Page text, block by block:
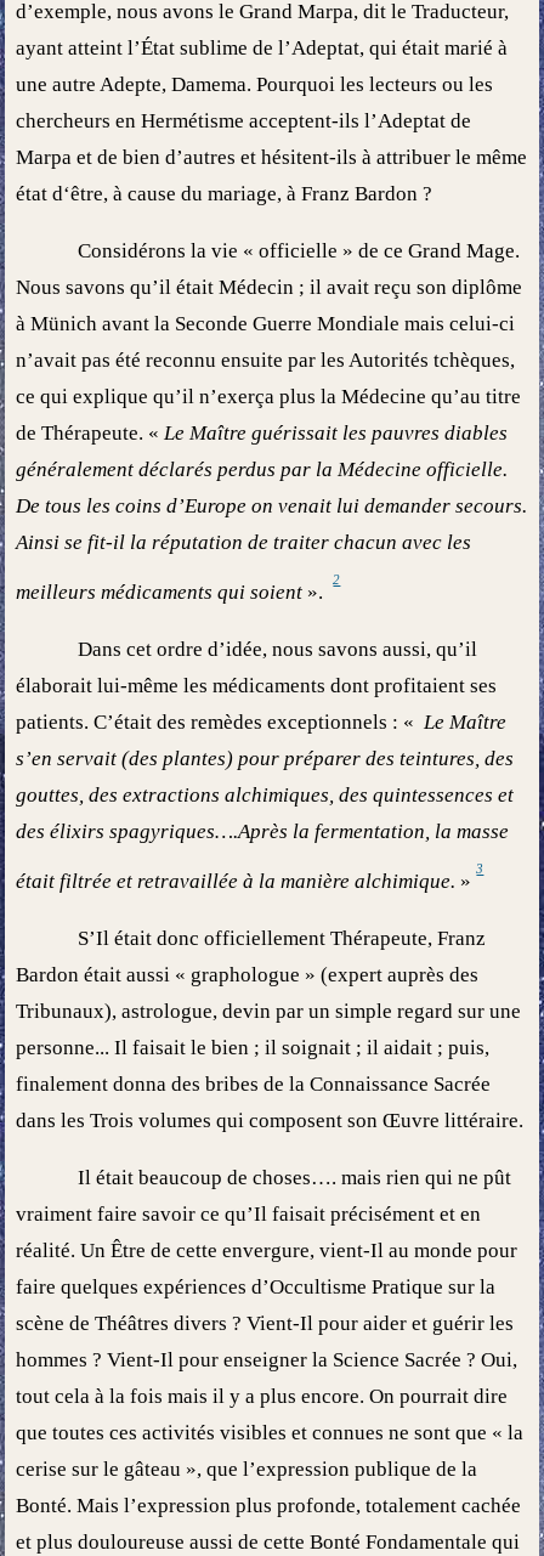
d’exemple, nous avons le Grand Marpa, dit le Traducteur,
ayant atteint l’État sublime de l’Adeptat, qui était marié à
une autre Adepte, Damema. Pourquoi les lecteurs ou les
chercheurs en Hermétisme acceptent-ils l’Adeptat de
Marpa et de bien d’autres et hésitent-ils à attribuer le même
état d‘être, à cause du mariage, à Franz Bardon ?
Considérons la vie « officielle » de ce Grand Mage.
Nous savons qu’il était Médecin ; il avait reçu son diplôme
à Münich avant la Seconde Guerre Mondiale mais celui-ci
n’avait pas été reconnu ensuite par les Autorités tchèques,
ce qui explique qu’il n’exerça plus la Médecine qu’au titre
de Thérapeute. «Le Maître guérissait les pauvres diables
généralement déclarés perdus par la Médecine officielle.
De tous les coins d’Europe on venait lui demander secours.
Ainsi se fit-il la réputation de traiter chacun avec les
meilleurs médicaments qui soient ».
2
Dans cet ordre d’idée, nous savons aussi, qu’il
élaborait lui-même les médicaments dont profitaient ses
patients. C’était des remèdes exceptionnels : «Le Maître
s’en servait (des plantes) pour préparer des teintures, des
gouttes, des extractions alchimiques, des quintessences et
des élixirs spagyriques….Après la fermentation, la masse
était filtrée et retravaillée à la manière alchimique. »
3
S’Il était donc officiellement Thérapeute, Franz
Bardon était aussi « graphologue » (expert auprès des
Tribunaux), astrologue, devin par un simple regard sur une
personne... Il faisait le bien ; il soignait ; il aidait ; puis,
finalement donna des bribes de la Connaissance Sacrée
dans les Trois volumes qui composent son Œuvre littéraire.
Il était beaucoup de choses…. mais rien qui ne pût
vraiment faire savoir ce qu’Il faisait précisément et en
réalité. Un Être de cette envergure, vient-Il au monde pour
faire quelques expériences d’Occultisme Pratique sur la
scène de Théâtres divers ? Vient-Il pour aider et guérir les
hommes ? Vient-Il pour enseigner la Science Sacrée ? Oui,
tout cela à la fois mais il y a plus encore. On pourrait dire
que toutes ces activités visibles et connues ne sont que « la
cerise sur le gâteau », que l’expression publique de la
Bonté. Mais l’expression plus profonde, totalement cachée
et plus douloureuse aussi de cette Bonté Fondamentale qui